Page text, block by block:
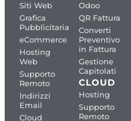
Siti Web
Grafica
Pubblicitaria
eCommerce
Hosting
Web
Supporto
Remoto
Indirizzi
Email
Cloud
Odoo
QR Fattura
Converti
Preventivo
in Fattura
Gestione
Capitolati
CLOUD
Hosting
Supporto
Remoto